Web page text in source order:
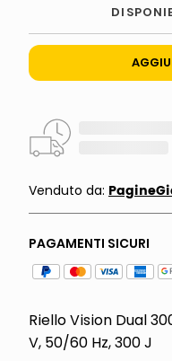
Venduto da:
PAGAMENTI SICURI
Riello Vision Dual
V, 50/60 Hz, 300 J